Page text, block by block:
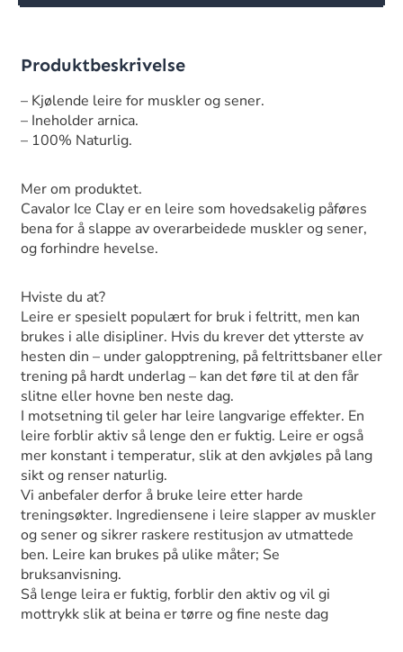
Produktbeskrivelse
– Kjølende leire for muskler og sener.
– Ineholder arnica.
– 100% Naturlig.
Mer om produktet.
Cavalor Ice Clay er en leire som hovedsakelig påføres
bena for å slappe av overarbeidede muskler og sener,
og forhindre hevelse.
Hviste du at?
Leire er spesielt populært for bruk i feltritt, men kan
brukes i alle disipliner. Hvis du krever det ytterste av
hesten din – under galopptrening, på feltrittsbaner eller
trening på hardt underlag – kan det føre til at den får
slitne eller hovne ben neste dag.
I motsetning til geler har leire langvarige effekter. En
leire forblir aktiv så lenge den er fuktig. Leire er også
mer konstant i temperatur, slik at den avkjøles på lang
sikt og renser naturlig.
Vi anbefaler derfor å bruke leire etter harde
treningsøkter. Ingrediensene i leire slapper av muskler
og sener og sikrer raskere restitusjon av utmattede
ben. Leire kan brukes på ulike måter; Se
bruksanvisning.
Så lenge leira er fuktig, forblir den aktiv og vil gi
mottrykk slik at beina er tørre og fine neste dag